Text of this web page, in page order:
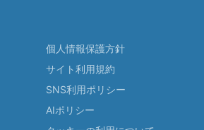
個人情報保護方針
サイト利用規約
SNS利用ポリシー
AIポリシー